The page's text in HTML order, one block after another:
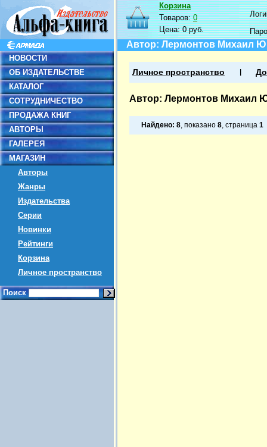
НОВОСТИ
ОБ ИЗДАТЕЛЬСТВЕ
КАТАЛОГ
СОТРУДНИЧЕСТВО
ПРОДАЖА КНИГ
АВТОРЫ
ГАЛЕРЕЯ
МАГАЗИН
Авторы
Жанры
Издательства
Серии
Новинки
Рейтинги
Корзина
Личное пространство
Поиск
Корзина
Товаров:0
Цена:0 руб.
Автор: Лермонтов Михаил
Личное пространство
Автор: Лермонтов Михаил
Найдено: 8, показано 8, страница 1